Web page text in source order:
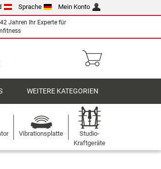
Sprache Mein Konto
Jahren Ihr Experte für
WEITERE KATEGORIEN
Vibrationsplatte
Studio-
Kraftgeräte